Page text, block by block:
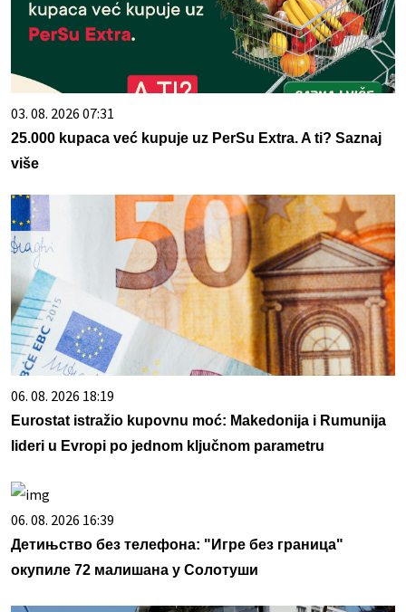
03. 08. 2026 07:31
25.000 kupaca već kupuje uz PerSu Extra. A ti? Saznaj
više
06. 08. 2026 18:19
Eurostat istražio kupovnu moć: Makedonija i Rumunija
lideri u Evropi po jednom ključnom parametru
06. 08. 2026 16:39
Детињство без телефона: "Игре без граница"
окупиле 72 малишана у Солотуши